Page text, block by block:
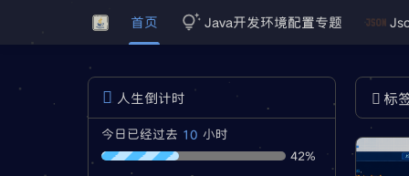
首页 Java开发环境配置专题
标
人生倒计时
今日已经过去 10 小时
42%